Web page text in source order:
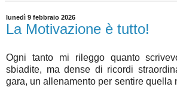
lunedì 9 febbraio 2026
La Motivazione è tutto!
Ogni tanto mi rileggo quanto
sbiadite, ma dense di ricordi
gara, un allenamento per sentire quella